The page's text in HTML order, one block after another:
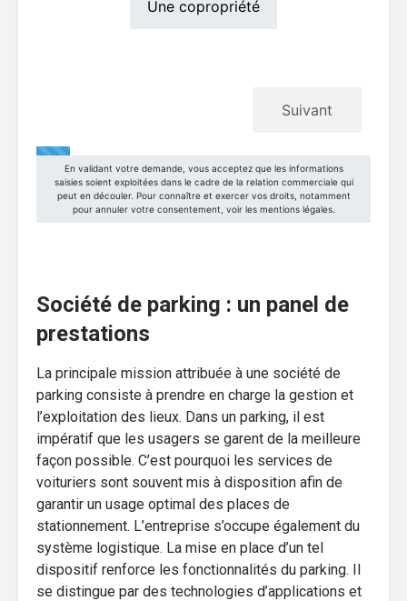
Société de parking : un panel de
prestations
La principale mission attribuée à une société de
parking consiste à prendre en charge la gestion et
l’exploitation des lieux. Dans un parking, il est
impératif que les usagers se garent de la meilleure
façon possible. C’est pourquoi les services de
voituriers sont souvent mis à disposition afin de
garantir un usage optimal des places de
stationnement. L’entreprise s’occupe également du
système logistique. La mise en place d’un tel
dispositif renforce les fonctionnalités du parking. Il
se distingue par des technologies d’applications et